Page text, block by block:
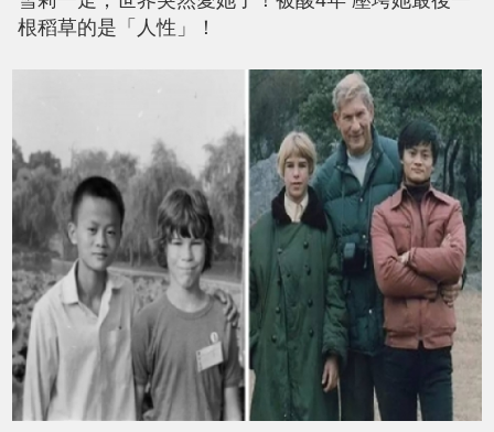
根稻草的是「人性」！